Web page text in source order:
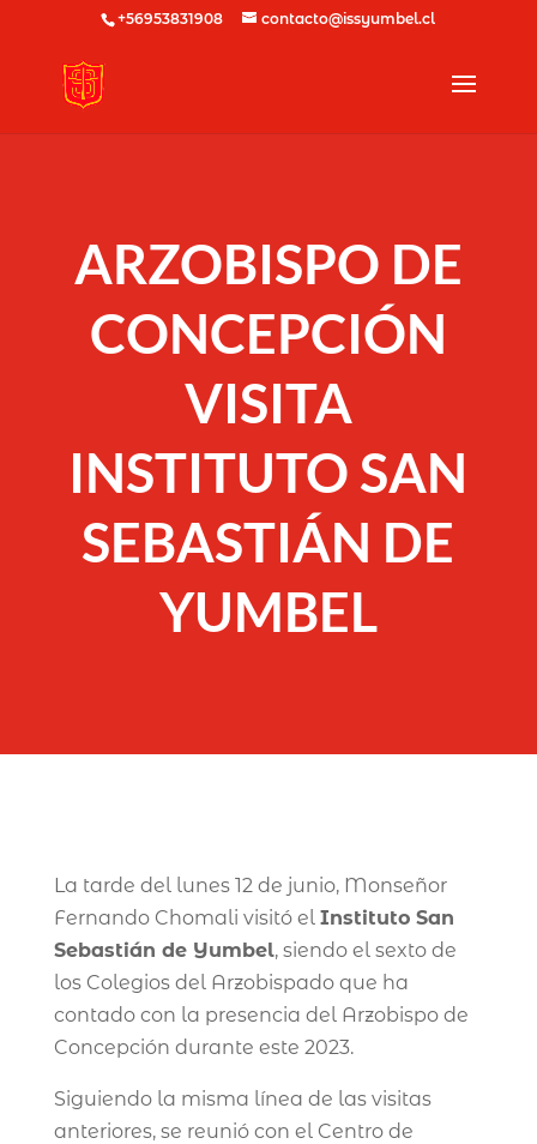
+56953831908 contacto@issyumbel.cl
ARZOBISPO DE
CONCEPCIÓN
VISITA
INSTITUTO SAN
SEBASTIÁN DE
YUMBEL
La tarde del lunes 12 de junio, Monseñor
Fernando Chomali visitó el Instituto San
Sebastián de Yumbel, siendo el sexto de
los Colegios del Arzobispado que ha
contado con la presencia del Arzobispo de
Concepción durante este 2023.
Siguiendo la misma línea de las visitas
anteriores, se reunió con el Centro de